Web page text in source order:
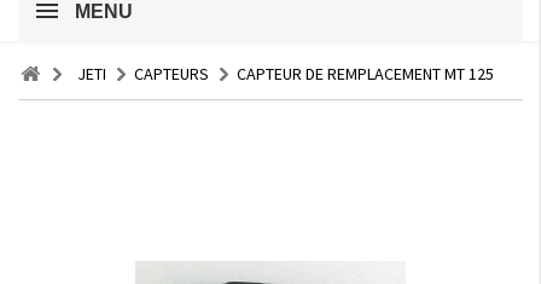
MENU
JETI CAPTEURS CAPTEUR DE REMPLACEMENT MT 125